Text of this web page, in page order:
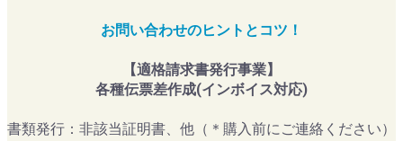
お問い合わせのヒントとコツ！
【適格請求書発行事業】
各種伝票差作成(インボイス対応)
書類発行：非該当証明書、他（＊購入前にご連絡ください）